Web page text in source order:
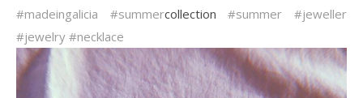
#madeingalicia
#summercollection#summer
#jeweller
#jewelry #necklace